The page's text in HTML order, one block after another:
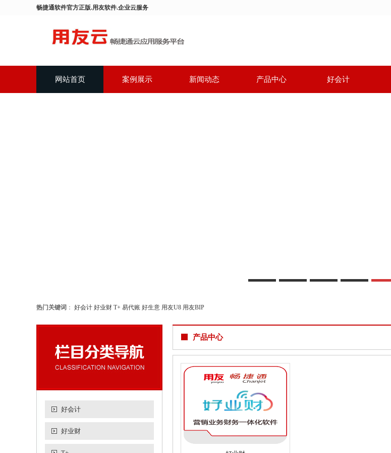
畅捷通软件官方正版.用友软件.企业云服务
网站首页 案例展示 新闻动态 产品中心 好会计
热门关键词 ： 好会计 好业财 T+ 易代账 好生意 用友U8 用友BIP
好会计
好业财
产品中心